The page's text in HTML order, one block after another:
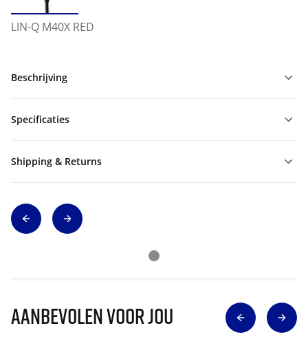
LIN-Q M40X RED
Beschrijving
Specificaties
Shipping & Returns
Aanbevolen voor jou